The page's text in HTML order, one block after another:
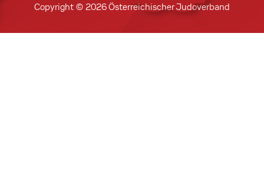
Copyright © 2026 Österreichischer Judoverband